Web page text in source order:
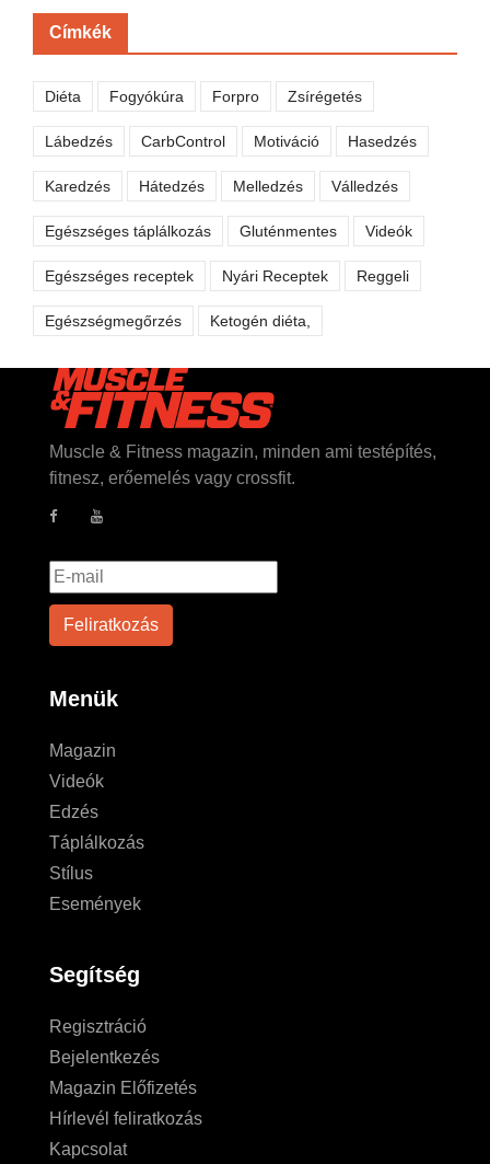
Címkék
Diéta Fogyókúra Forpro Zsírégetés
Lábedzés CarbControl Motiváció Hasedzés
Karedzés Hátedzés Melledzés Válledzés
Egészséges táplálkozás Gluténmentes Videók
Egészséges receptek Nyári Receptek Reggeli
Egészségmegőrzés Ketogén diéta,
Muscle & Fitness magazin, minden ami testépítés,
fitnesz, erőemelés vagy crossfit.
Menük
Magazin
Videók
Edzés
Táplálkozás
Stílus
Események
Segítség
Regisztráció
Bejelentkezés
Magazin Előfizetés
Hírlevél feliratkozás
Kapcsolat